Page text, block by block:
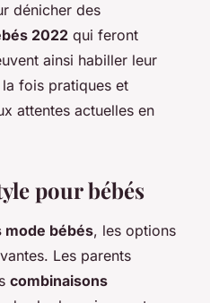
dénicher des
2022 qui feront
ainsi habiller leur
fois pratiques et
attentes actuelles en
pour bébés
mode bébés, les options
Les parents
combinaisons